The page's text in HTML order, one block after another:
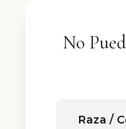
No
Raza /